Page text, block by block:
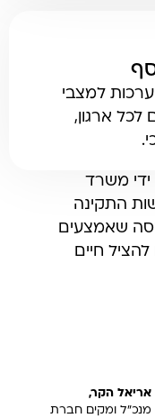
למצבי
לכל ארגון,
ידי משרד
התקינה
שאמצעים
חיים
אריאל הקר,
מנכ"ל ומקים חברת